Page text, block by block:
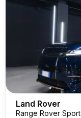
Land Rover
Range Rover Sport